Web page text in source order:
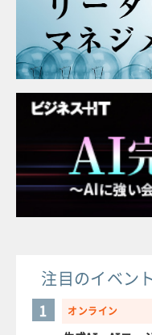
注目のイベン
オンライン
1